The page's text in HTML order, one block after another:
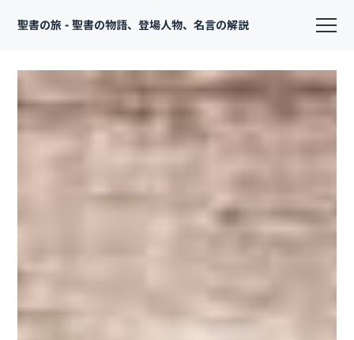
聖書の旅 - 聖書の物語、登場人物、名言の解説